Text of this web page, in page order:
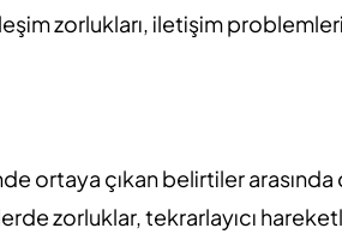
zorlukları, iletişim
ortaya çıkan belirtiler
zorluklar, tekrarlayıcı